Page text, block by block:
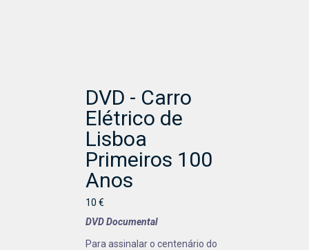
DVD - Carro
Elétrico de
Lisboa
Primeiros 100
Anos
10 €
DVD Documental
Para assinalar o centenário do